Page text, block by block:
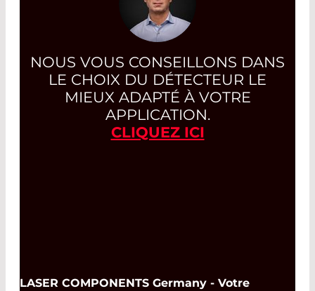
NOUS VOUS CONSEILLONS DANS
LE CHOIX DU DÉTECTEUR LE
MIEUX ADAPTÉ À VOTRE
APPLICATION.
CLIQUEZ ICI
LASER COMPONENTS Germany - Votre